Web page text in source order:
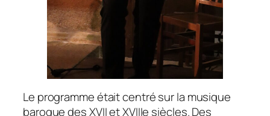
Le programme était centré sur la musique
baroque des XVII et XVIIIe siècles. Des